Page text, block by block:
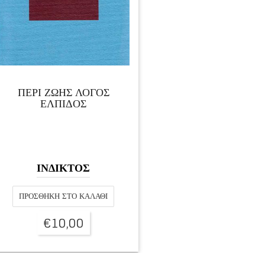
ΠΕΡΙ ΖΩΗΣ ΛΟΓΟΣ
ΕΛΠΙΔΟΣ
ΙΝΔΙΚΤΟΣ
ΠΡΟΣΘΉΚΗ ΣΤΟ ΚΑΛΆΘΙ
€10,00